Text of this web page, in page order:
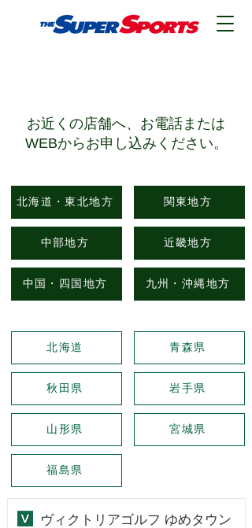
​お近くの店舗へ、お電話または
WEBからお申し込みください。
北海道・東北地方
中部地方
中国・四国地方
関東地方
近畿地方
九州・沖縄地方
北海道
秋田県
山形県
青森県
岩手県
宮城県
福島県
ヴィクトリアゴルフ ゆめタウン